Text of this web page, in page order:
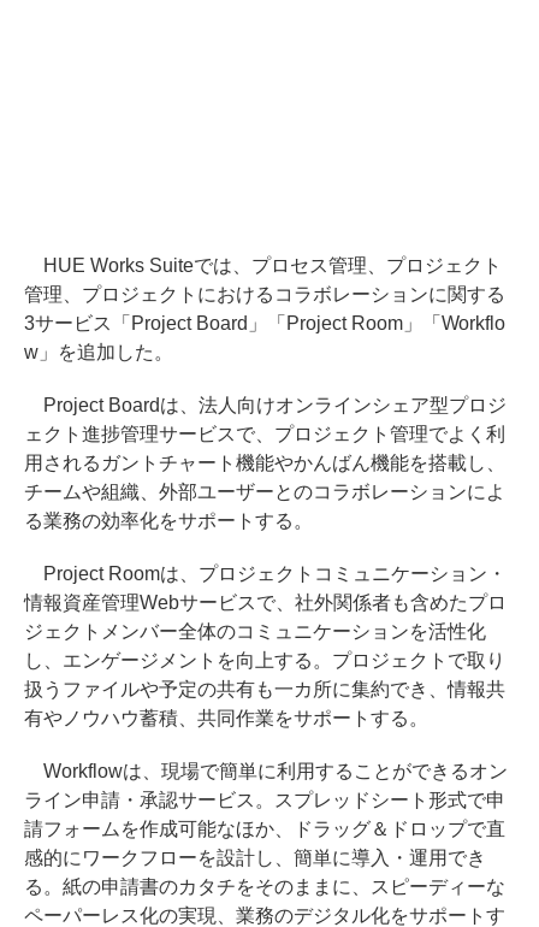
HUE Works Suiteでは、プロセス管理、プロジェクト
管理、プロジェクトにおけるコラボレーションに関する
3サービス「Project Board」「Project Room」「Workflo
w」を追加した。
Project Boardは、法人向けオンラインシェア型プロジ
ェクト進捗管理サービスで、プロジェクト管理でよく利
用されるガントチャート機能やかんばん機能を搭載し、
チームや組織、外部ユーザーとのコラボレーションによ
る業務の効率化をサポートする。
Project Roomは、プロジェクトコミュニケーション・
情報資産管理Webサービスで、社外関係者も含めたプロ
ジェクトメンバー全体のコミュニケーションを活性化
し、エンゲージメントを向上する。プロジェクトで取り
扱うファイルや予定の共有も一カ所に集約でき、情報共
有やノウハウ蓄積、共同作業をサポートする。
Workflowは、現場で簡単に利用することができるオン
ライン申請・承認サービス。スプレッドシート形式で申
請フォームを作成可能なほか、ドラッグ＆ドロップで直
感的にワークフローを設計し、簡単に導入・運用でき
る。紙の申請書のカタチをそのままに、スピーディーな
ペーパーレス化の実現、業務のデジタル化をサポートす